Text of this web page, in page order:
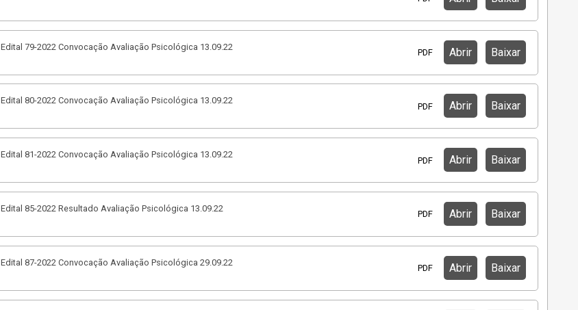
Edital 79-2022 Convocação Avaliação Psicológica 13.09.22
PDF Abrir Baixar
Edital 80-2022 Convocação Avaliação Psicológica 13.09.22
PDF Abrir Baixar
Edital 81-2022 Convocação Avaliação Psicológica 13.09.22
PDF Abrir Baixar
Edital 85-2022 Resultado Avaliação Psicológica 13.09.22
PDF Abrir Baixar
Edital 87-2022 Convocação Avaliação Psicológica 29.09.22
PDF Abrir Baixar